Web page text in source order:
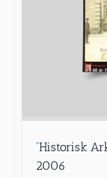
”Historisk
2006